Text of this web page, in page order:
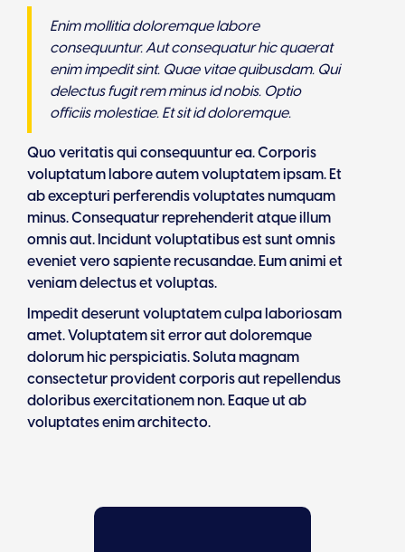
Enim mollitia doloremque labore
consequuntur. Aut consequatur hic quaerat
enim impedit sint. Quae vitae quibusdam. Qui
delectus fugit rem minus id nobis. Optio
officiis molestiae. Et sit id doloremque.
Quo veritatis qui consequuntur ea. Corporis
voluptatum labore autem voluptatem ipsam. Et
ab excepturi perferendis voluptates numquam
minus. Consequatur reprehenderit atque illum
omnis aut. Incidunt voluptatibus est sunt omnis
eveniet vero sapiente recusandae. Eum animi et
veniam delectus et voluptas.
Impedit deserunt voluptatem culpa laboriosam
amet. Voluptatem sit error aut doloremque
dolorum hic perspiciatis. Soluta magnam
consectetur provident corporis aut repellendus
doloribus exercitationem non. Eaque ut ab
voluptates enim architecto.